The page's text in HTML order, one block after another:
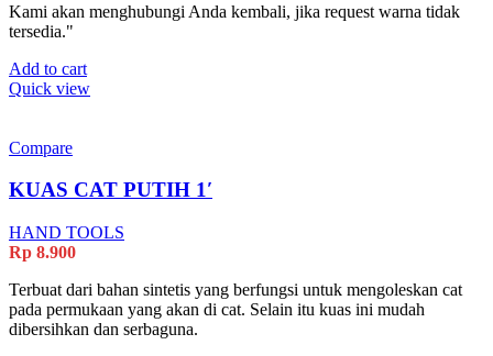
Kami akan menghubungi Anda kembali, jika request warna tidak
tersedia."
Add to cart
Quick view
Compare
KUAS CAT PUTIH 1′
HAND TOOLS
Rp 8.900
Terbuat dari bahan sintetis yang berfungsi untuk mengoleskan cat
pada permukaan yang akan di cat. Selain itu kuas ini mudah
dibersihkan dan serbaguna.